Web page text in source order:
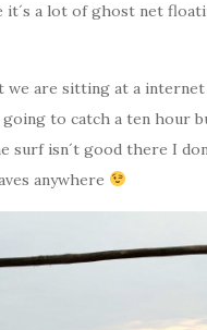
it´s a lot of ghost net
we are sitting at a internet
to catch a ten hour
surf isn´t good there I
anywhere